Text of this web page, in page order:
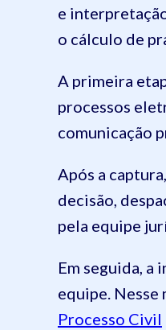
e
o cálculo de
A primeira
processos
comunicação
Após a
decisão,
pela equipe
Em seguida, a
equipe.
Processo Civil